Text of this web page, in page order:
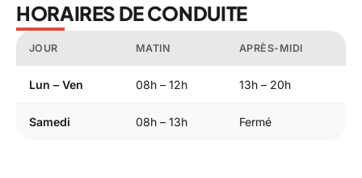
HORAIRES DE CONDUITE
JOUR MATIN APRÈS-MIDI
Lun – Ven 08h – 12h 13h – 20h
Samedi 08h – 13h Fermé